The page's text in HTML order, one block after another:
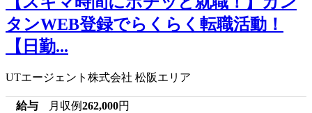
タンWEB登録でらくらく転職活動！
【日勤...
UTエージェント株式会社 松阪エリア
給与 月収例262,000円